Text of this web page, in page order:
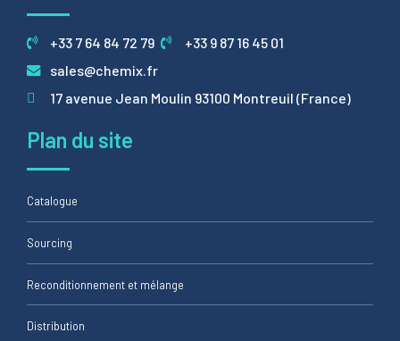
+33 7 64 84 72 79
+33 9 87 16 45 01
sales@chemix.fr
17 avenue Jean Moulin 93100 Montreuil (France)
Plan du site
Catalogue
Sourcing
Reconditionnement et mélange
Distribution